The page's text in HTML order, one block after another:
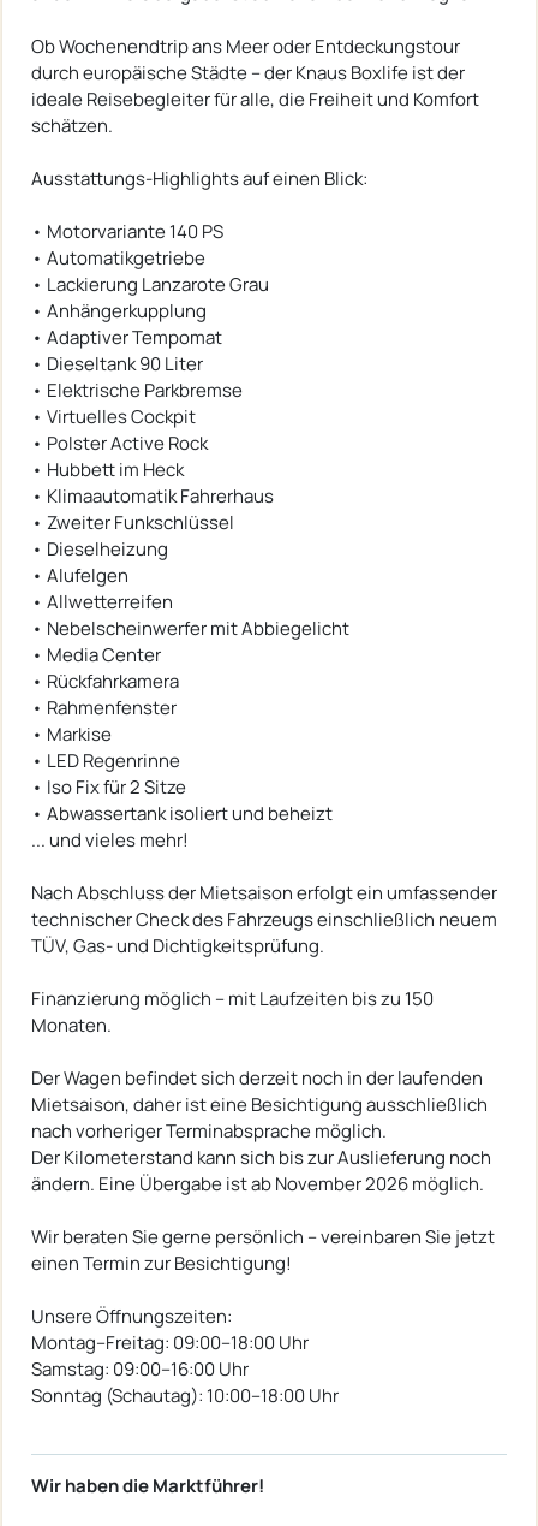
Ob Wochenendtrip ans Meer oder Entdeckungstour
durch europäische Städte – der Knaus Boxlife ist der
ideale Reisebegleiter für alle, die Freiheit und Komfort
schätzen.
Ausstattungs-Highlights auf einen Blick:
• Motorvariante 140 PS
• Automatikgetriebe
• Lackierung Lanzarote Grau
• Anhängerkupplung
• Adaptiver Tempomat
• Dieseltank 90 Liter
• Elektrische Parkbremse
• Virtuelles Cockpit
• Polster Active Rock
• Hubbett im Heck
• Klimaautomatik Fahrerhaus
• Zweiter Funkschlüssel
• Dieselheizung
• Alufelgen
• Allwetterreifen
• Nebelscheinwerfer mit Abbiegelicht
• Media Center
• Rückfahrkamera
• Rahmenfenster
• Markise
• LED Regenrinne
• Iso Fix für 2 Sitze
• Abwassertank isoliert und beheizt
... und vieles mehr!
Nach Abschluss der Mietsaison erfolgt ein umfassender
technischer Check des Fahrzeugs einschließlich neuem
TÜV, Gas- und Dichtigkeitsprüfung.
Finanzierung möglich – mit Laufzeiten bis zu 150
Monaten.
Der Wagen befindet sich derzeit noch in der laufenden
Mietsaison, daher ist eine Besichtigung ausschließlich
nach vorheriger Terminabsprache möglich.
Der Kilometerstand kann sich bis zur Auslieferung noch
ändern. Eine Übergabe ist ab November 2026 möglich.
Wir beraten Sie gerne persönlich – vereinbaren Sie jetzt
einen Termin zur Besichtigung!
Unsere Öffnungszeiten:
Montag–Freitag: 09:00–18:00 Uhr
Samstag: 09:00–16:00 Uhr
Sonntag (Schautag): 10:00–18:00 Uhr
Wir haben die Marktführer!